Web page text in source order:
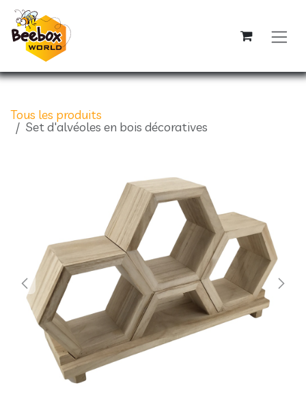
Se rendre au contenu
Tous les produits
Set d'alvéoles en bois décoratives